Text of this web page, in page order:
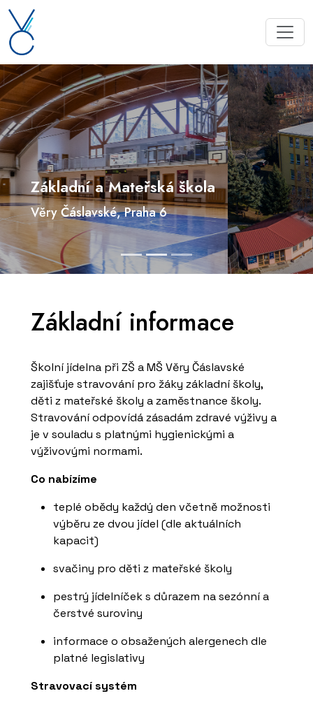
Základní a Mateřská škola
Věry Čáslavské, Praha 6
Základní informace
Školní jídelna při ZŠ a MŠ Věry Čáslavské
zajišťuje stravování pro žáky základní školy,
děti z mateřské školy a zaměstnance školy.
Stravování odpovídá zásadám zdravé výživy a
je v souladu s platnými hygienickými a
výživovými normami.
Co nabízíme
teplé obědy každý den včetně možnosti
výběru ze dvou jídel (dle aktuálních
kapacit)
svačiny pro děti z mateřské školy
pestrý jídelníček s důrazem na sezónní a
čerstvé suroviny
informace o obsažených alergenech dle
platné legislativy
Stravovací systém